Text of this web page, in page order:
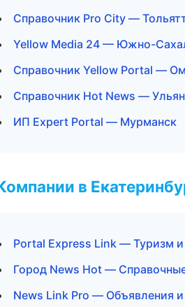
Справочник Pro City —
Yellow Media 24 — Южно-
Справочник Yellow Portal —
Справочник Hot News —
ИП Expert Portal — Мурманск
в
Portal Express Link — Туризм и
Город News Hot —
News Link Pro — Объявления